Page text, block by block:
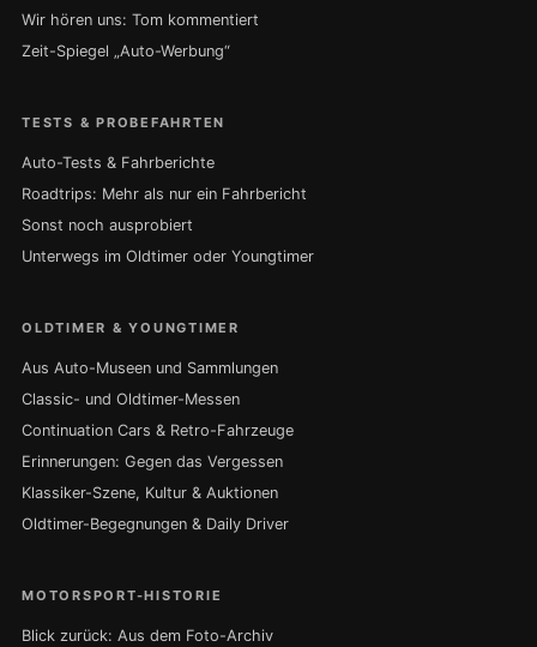
Wir hören uns: Tom kommentiert
Zeit-Spiegel „Auto-Werbung“
TESTS & PROBEFAHRTEN
Auto-Tests & Fahrberichte
Roadtrips: Mehr als nur ein Fahrbericht
Sonst noch ausprobiert
Unterwegs im Oldtimer oder Youngtimer
OLDTIMER & YOUNGTIMER
Aus Auto-Museen und Sammlungen
Classic- und Oldtimer-Messen
Continuation Cars & Retro-Fahrzeuge
Erinnerungen: Gegen das Vergessen
Klassiker-Szene, Kultur & Auktionen
Oldtimer-Begegnungen & Daily Driver
MOTORSPORT-HISTORIE
Blick zurück: Aus dem Foto-Archiv